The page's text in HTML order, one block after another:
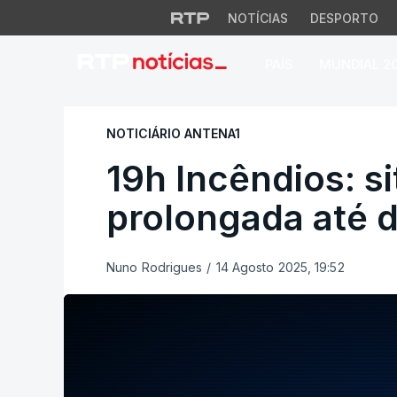
NOTÍCIAS DESPORTO
19h Incêndios:
NOTICIÁRIO ANTENA1
19h Incêndios:
prolongada até
Nuno Rodrigues / 14 Agosto 2025, 19:52